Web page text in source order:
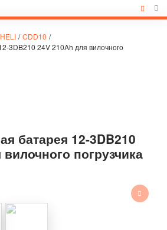
HELI / CDD10 /
3DB210 24V 210Ah для вилочного
батарея 12-3DB210
погрузчика